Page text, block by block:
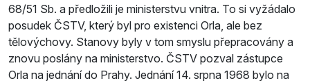
68/51 Sb. a předložili je ministerstvu vnitra. To si vyžádalo
posudek ČSTV, který byl pro existenci Orla, ale bez
tělovýchovy. Stanovy byly v tom smyslu přepracovány a
znovu poslány na ministerstvo. ČSTV pozval zástupce
Orla na jednání do Prahy. Jednání 14. srpna 1968 bylo na